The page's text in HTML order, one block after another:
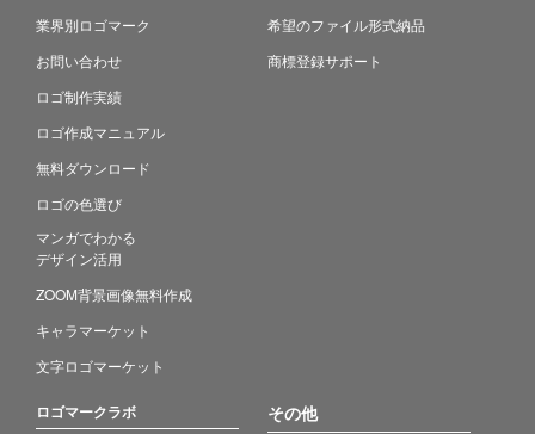
業界別ロゴマーク
お問い合わせ
ロゴ制作実績
ロゴ作成マニュアル
無料ダウンロード
ロゴの色選び
マンガでわかる
デザイン活用
ZOOM背景画像無料作成
キャラマーケット
文字ロゴマーケット
希望のファイル形式納品
商標登録サポート
ロゴマークラボ その他